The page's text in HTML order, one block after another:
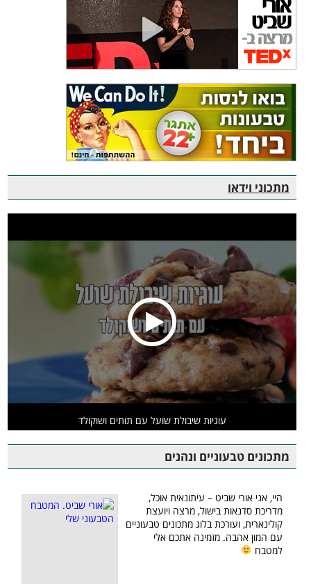
מתכוני וידאו
עוגיות שיבולת שועל עם תותים ושוקולד
מתכונים טבעוניים ונהנים
היי, אני אורי שביט – עיתונאית אוכל,
מדריכת סדנאות בישול, מרצה ויועצת
קולינארית, ועורכת בלוג מתכונים טבעוניים
עם המון אהבה. מזמינה אתכם אלי
למטבח